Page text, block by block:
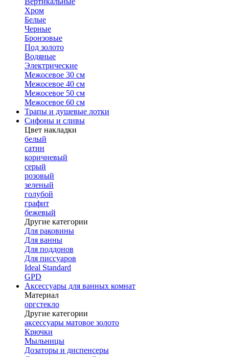
Хром
Белые
Черные
Бронзовые
Под золото
Водяные
Электрические
Межосевое 30 см
Межосевое 40 см
Межосевое 50 см
Межосевое 60 см
Трапы и душевые лотки
Сифоны и сливы
Цвет накладки
белый
сатин
коричневый
серый
розовый
зеленый
голубой
графит
бежевый
Другие категории
Для раковины
Для ванны
Для поддонов
Для писсуаров
Ideal Standard
GPD
Аксессуары для ванных комнат
Материал
оргстекло
Другие категории
аксессуары матовое золото
Крючки
Мыльницы
Дозаторы и диспенсеры